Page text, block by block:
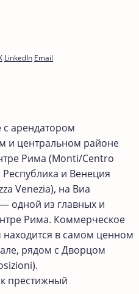
LinkedIn Email
арендатором
и центральном районе
Рима (Monti/Centro
и Венеция
Venezia), на Виа
одной из главных и
Рима. Коммерческое
в самом ценном
рядом с Дворцом
престижный